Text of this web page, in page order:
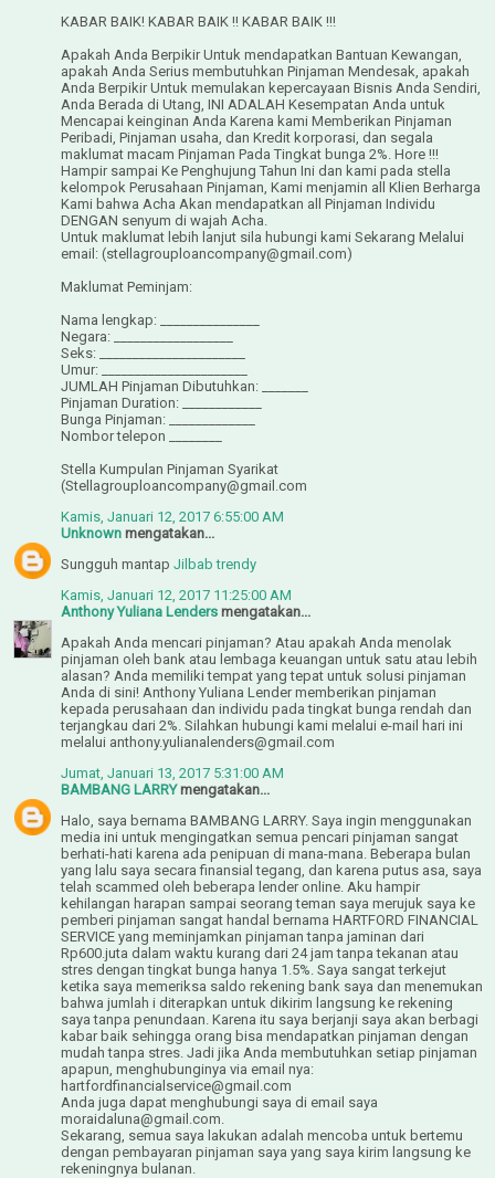
KABAR BAIK! KABAR BAIK !! KABAR BAIK !!!
Apakah Anda Berpikir Untuk mendapatkan Bantuan Kewangan,
apakah Anda Serius membutuhkan Pinjaman Mendesak, apakah
Anda Berpikir Untuk memulakan kepercayaan Bisnis Anda Sendiri,
Anda Berada di Utang, INI ADALAH Kesempatan Anda untuk
Mencapai keinginan Anda Karena kami Memberikan Pinjaman
Peribadi, Pinjaman usaha, dan Kredit korporasi, dan segala
maklumat macam Pinjaman Pada Tingkat bunga 2%. Hore !!!
Hampir sampai Ke Penghujung Tahun Ini dan kami pada stella
kelompok Perusahaan Pinjaman, Kami menjamin all Klien Berharga
Kami bahwa Acha Akan mendapatkan all Pinjaman Individu
DENGAN senyum di wajah Acha.
Untuk maklumat lebih lanjut sila hubungi kami Sekarang Melalui
email: (stellagrouploancompany@gmail.com)
Maklumat Peminjam:
Nama lengkap: _______________
Negara: __________________
Seks: ______________________
Umur: ______________________
JUMLAH Pinjaman Dibutuhkan: _______
Pinjaman Duration: ____________
Bunga Pinjaman: _____________
Nombor telepon ________
Stella Kumpulan Pinjaman Syarikat
(Stellagrouploancompany@gmail.com
Kamis, Januari 12, 2017 6:55:00 AM
Unknown mengatakan...
Sungguh mantap Jilbab trendy
Kamis, Januari 12, 2017 11:25:00 AM
Anthony Yuliana Lenders mengatakan...
Apakah Anda mencari pinjaman? Atau apakah Anda menolak
pinjaman oleh bank atau lembaga keuangan untuk satu atau lebih
alasan? Anda memiliki tempat yang tepat untuk solusi pinjaman
Anda di sini! Anthony Yuliana Lender memberikan pinjaman
kepada perusahaan dan individu pada tingkat bunga rendah dan
terjangkau dari 2%. Silahkan hubungi kami melalui e-mail hari ini
melalui anthony.yulianalenders@gmail.com
Jumat, Januari 13, 2017 5:31:00 AM
BAMBANG LARRYmengatakan...
Halo, saya bernama BAMBANG LARRY. Saya ingin menggunakan
media ini untuk mengingatkan semua pencari pinjaman sangat
berhati-hati karena ada penipuan di mana-mana. Beberapa bulan
yang lalu saya secara finansial tegang, dan karena putus asa, saya
telah scammed oleh beberapa lender online. Aku hampir
kehilangan harapan sampai seorang teman saya merujuk saya ke
pemberi pinjaman sangat handal bernama HARTFORD FINANCIAL
SERVICE yang meminjamkan pinjaman tanpa jaminan dari
Rp600.juta dalam waktu kurang dari 24 jam tanpa tekanan atau
stres dengan tingkat bunga hanya 1.5%. Saya sangat terkejut
ketika saya memeriksa saldo rekening bank saya dan menemukan
bahwa jumlah i diterapkan untuk dikirim langsung ke rekening
saya tanpa penundaan. Karena itu saya berjanji saya akan berbagi
kabar baik sehingga orang bisa mendapatkan pinjaman dengan
mudah tanpa stres. Jadi jika Anda membutuhkan setiap pinjaman
apapun, menghubunginya via email nya:
hartfordfinancialservice@gmail.com
Anda juga dapat menghubungi saya di email saya
moraidaluna@gmail.com.
Sekarang, semua saya lakukan adalah mencoba untuk bertemu
dengan pembayaran pinjaman saya yang saya kirim langsung ke
rekeningnya bulanan.